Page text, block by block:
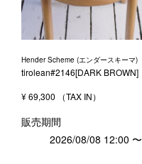
Hender Scheme (エンダースキーマ)
tirolean#2146[DARK BROWN]
¥69,300
販売期間
2026/08/08 12:00 〜